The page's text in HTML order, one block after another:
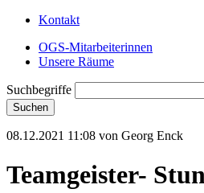
Kontakt
OGS-Mitarbeiterinnen
Unsere Räume
Suchbegriffe
Suchen
08.12.2021 11:08 von Georg Enck
Teamgeister-